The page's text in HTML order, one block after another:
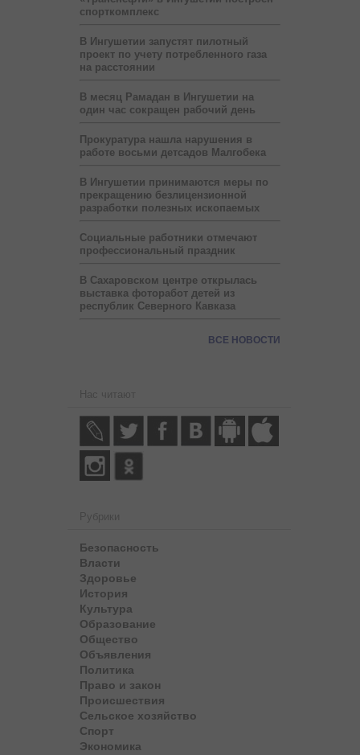
спорткомплекс
В Ингушетии запустят пилотный
проект по учету потребленного газа
на расстоянии
В месяц Рамадан в Ингушетии на
один час сокращен рабочий день
Прокуратура нашла нарушения в
работе восьми детсадов Малгобека
В Ингушетии принимаются меры по
прекращению безлицензионной
разработки полезных ископаемых
Социальные работники отмечают
профессиональный праздник
В Сахаровском центре открылась
выставка фоторабот детей из
республик Северного Кавказа
ВСЕ НОВОСТИ
Нас читают
Рубрики
Безопасность
Власти
Здоровье
История
Культура
Образование
Общество
Объявления
Политика
Право и закон
Происшествия
Сельское хозяйство
Спорт
Экономика